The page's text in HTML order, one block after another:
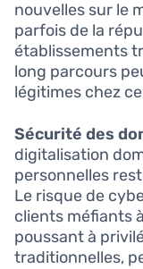
nouvelles sur le
parfois de la
établissements
long parcours
légitimes chez
Sécurité des
digitalisation
personnelles
Le risque de
clients méfiants
poussant à
traditionnelles,